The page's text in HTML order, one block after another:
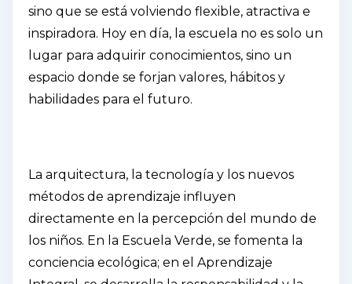
sino que se está volviendo flexible, atractiva e
inspiradora. Hoy en día, la escuela no es solo un
lugar para adquirir conocimientos, sino un
espacio donde se forjan valores, hábitos y
habilidades para el futuro.
La arquitectura, la tecnología y los nuevos
métodos de aprendizaje influyen
directamente en la percepción del mundo de
los niños. En la Escuela Verde, se fomenta la
conciencia ecológica; en el Aprendizaje